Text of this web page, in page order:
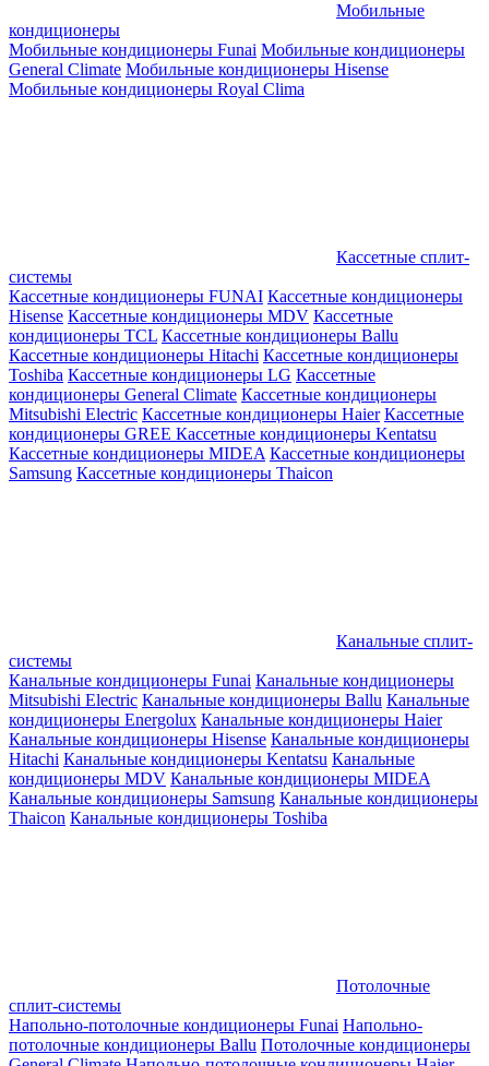
Мобильные
кондиционеры
Мобильные кондиционеры Funai Мобильные кондиционеры
General Climate Мобильные кондиционеры Hisense
Мобильные кондиционеры Royal Clima
Кассетные сплит-
системы
Кассетные кондиционеры FUNAI Кассетные кондиционеры
Hisense Кассетные кондиционеры MDV Кассетные
кондиционеры TCL Кассетные кондиционеры Ballu
Кассетные кондиционеры Hitachi Кассетные кондиционеры
Toshiba Кассетные кондиционеры LG Кассетные
кондиционеры General Climate Кассетные кондиционеры
Mitsubishi Electric Кассетные кондиционеры Haier Кассетные
кондиционеры GREE Кассетные кондиционеры Kentatsu
Кассетные кондиционеры MIDEA Кассетные кондиционеры
Samsung Кассетные кондиционеры Thaicon
Канальные сплит-
системы
Канальные кондиционеры Funai Канальные кондиционеры
Mitsubishi Electric Канальные кондиционеры Ballu Канальные
кондиционеры Energolux Канальные кондиционеры Haier
Канальные кондиционеры Hisense Канальные кондиционеры
Hitachi Канальные кондиционеры Kentatsu Канальные
кондиционеры MDV Канальные кондиционеры MIDEA
Канальные кондиционеры Samsung Канальные кондиционеры
Thaicon Канальные кондиционеры Toshiba
Потолочные
сплит-системы
Напольно-потолочные кондиционеры Funai Напольно-
потолочные кондиционеры Ballu Потолочные кондиционеры